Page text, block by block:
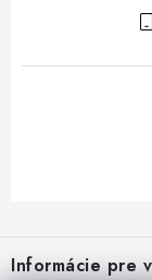
Informácie pre